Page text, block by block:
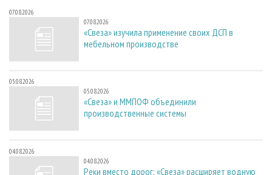
07.08.2026
07.08.2026
«Свеза» изучила применение своих ДСП в
мебельном производстве
05.08.2026
05.08.2026
«Свеза» и ММПОФ объединили
производственные системы
04.08.2026
04.08.2026
Реки вместо дорог: «Свеза» расширяет водную